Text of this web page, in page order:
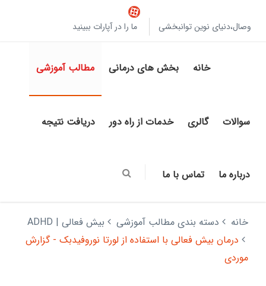
وصال،دنیای نوین توانبخشی ما را در آپارات ببینید
خانه بخش های درمانی مطالب آموزشی
سوالات گالری خدمات از راه دور دریافت نتیجه
درباره ما تماس با ما
خانه دسته بندی مطالب آموزشی
بیش فعالی | ADHD
درمان بیش فعالی با استفاده از لورتا نوروفیدبک - گزارش
موردی